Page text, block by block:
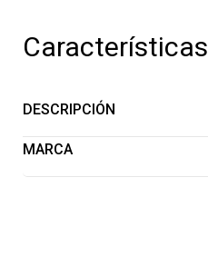
Características
DESCRIPCIÓN
MARCA